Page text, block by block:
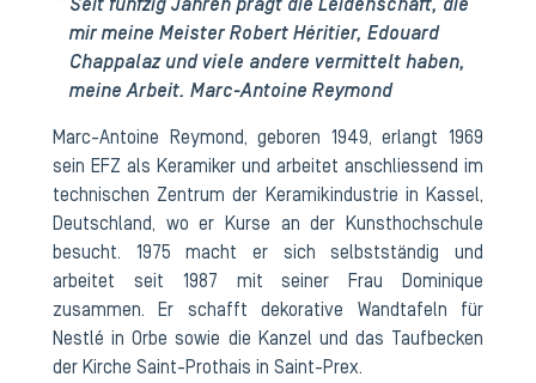
Seit fünfzig Jahren prägt die Leidenschaft, die
mir meine Meister Robert Héritier, Edouard
Chappalaz und viele andere vermittelt haben,
meine Arbeit.Marc-Antoine Reymond
Marc-Antoine Reymond, geboren 1949, erlangt 1969
sein EFZ als Keramiker und arbeitet anschliessend im
technischen Zentrum der Keramikindustrie in Kassel,
Deutschland, wo er Kurse an der Kunsthochschule
besucht. 1975 macht er sich selbstständig und
arbeitet seit 1987 mit seiner Frau Dominique
zusammen. Er schafft dekorative Wandtafeln für
Nestlé in Orbe sowie die Kanzel und das Taufbecken
der Kirche Saint-Prothais in Saint-Prex.